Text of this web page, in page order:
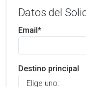
Datos del
Email*
Destino principal